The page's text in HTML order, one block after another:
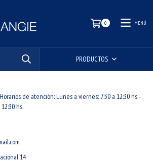
0 MENÚ
PRODUCTOS
de atención: Lunes a viernes: 7:30 a 12:30 hs -
hs.
14